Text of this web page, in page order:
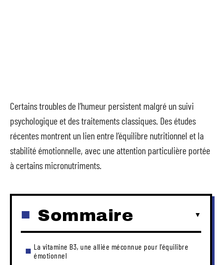
Certains troubles de l’humeur persistent malgré un suivi
psychologique et des traitements classiques. Des études
récentes montrent un lien entre l’équilibre nutritionnel et la
stabilité émotionnelle, avec une attention particulière portée
à certains micronutriments.
Sommaire
La vitamine B3, une alliée méconnue pour l’équilibre
émotionnel